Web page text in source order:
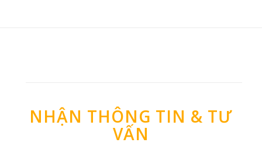
NHẬN THÔNG TIN & TƯ
VẤN